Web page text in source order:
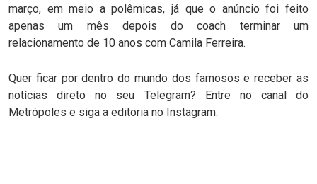
março, em meio a polêmicas, já que o anúncio foi feito
apenas um mês depois do coach terminar um
relacionamento de 10 anos com Camila Ferreira.
Quer ficar por dentro do mundo dos famosos e receber as
notícias direto no seu Telegram? Entre no canal do
Metrópoles e siga a editoria no Instagram.